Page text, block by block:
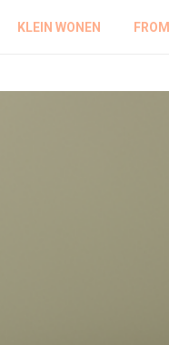
KLEIN WONEN